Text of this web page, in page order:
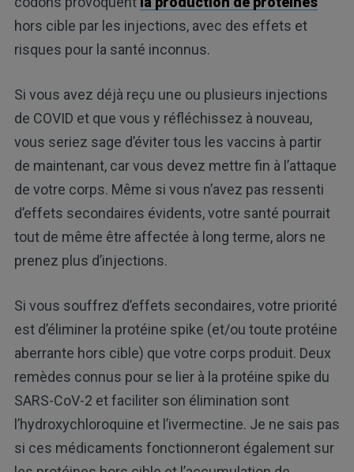
hors cible par les injections, avec des effets et
risques pour la santé inconnus.
Si vous avez déjà reçu une ou plusieurs injections
de COVID et que vous y réfléchissez à nouveau,
vous seriez sage d’éviter tous les vaccins à partir
de maintenant, car vous devez mettre fin à l’attaque
de votre corps. Même si vous n’avez pas ressenti
d’effets secondaires évidents, votre santé pourrait
tout de même être affectée à long terme, alors ne
prenez plus d’injections.
Si vous souffrez d’effets secondaires, votre priorité
est d’éliminer la protéine spike (et/ou toute protéine
aberrante hors cible) que votre corps produit. Deux
remèdes connus pour se lier à la protéine spike du
SARS-CoV-2 et faciliter son élimination sont
l’hydroxychloroquine et l’ivermectine. Je ne sais pas
si ces médicaments fonctionneront également sur